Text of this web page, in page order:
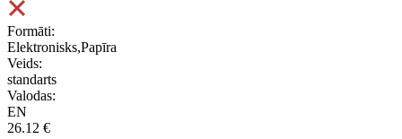
Formāti:
Elektronisks,Papīra
Veids:
standarts
Valodas:
EN
26.12 €